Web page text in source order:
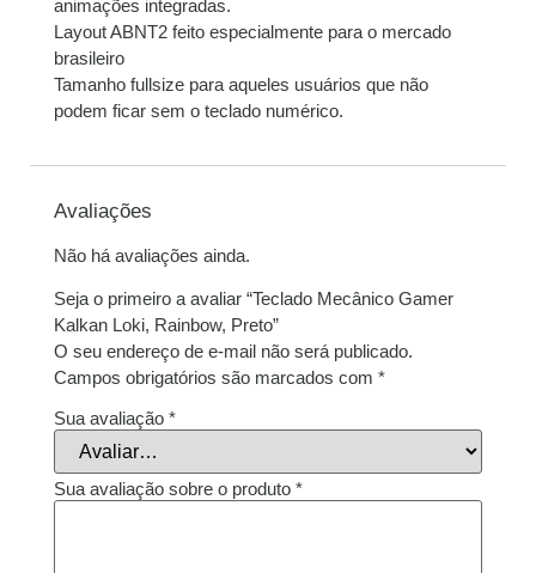
animações integradas.
Layout ABNT2 feito especialmente para o mercado
brasileiro
Tamanho fullsize para aqueles usuários que não
podem ficar sem o teclado numérico.
Avaliações
Não há avaliações ainda.
Seja o primeiro a avaliar “Teclado Mecânico Gamer
Kalkan Loki, Rainbow, Preto”
O seu endereço de e-mail não será publicado.
Campos obrigatórios são marcados com *
Sua avaliação *
Sua avaliação sobre o produto *